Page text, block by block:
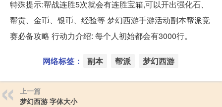
特殊提示:帮战连胜5次就会有连胜宝箱,可以开出强化石、
帮贡、金币、银币、经验等 梦幻西游手游活动副本帮派竞
赛必备攻略 行动力介绍: 每个人初始都会有3000行。
网络标签： 副本 帮派 梦幻西游
上一篇
梦幻西游 字体大小